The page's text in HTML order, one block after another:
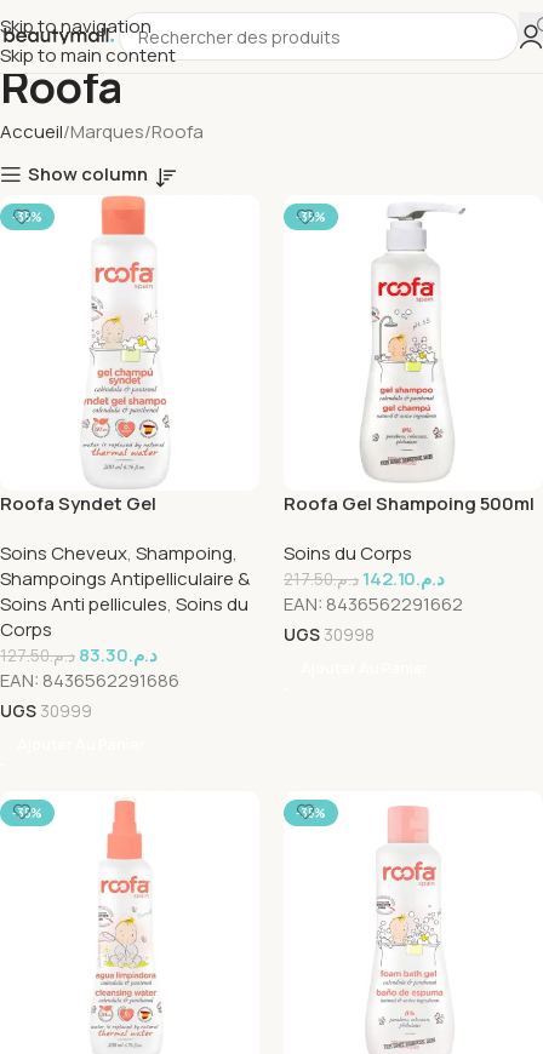
Skip to navigation
Skip to main content
Roofa
Accueil Marques Roofa
Show column
-35%
Roofa Syndet Gel
Soins Cheveux, Shampoing,
Shampoings Antipelliculaire &
Soins Anti pellicules, Soins du
Corps
د.م.127.50 د.م.83.30
EAN: 8436562291686
UGS 30999
-35%
Roofa Gel Shampoing 500ml
Soins du Corps
د.م.217.50 د.م.142.10
EAN: 8436562291662
UGS 30998
-35% -35%